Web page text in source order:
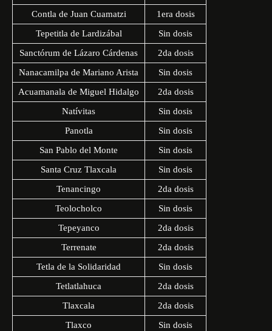
Contla de Juan Cuamatzi
1era dosis
Tepetitla de Lardizábal
Sin dosis
Sanctórum de Lázaro Cárdenas
2da dosis
Nanacamilpa de Mariano Arista
Sin dosis
Acuamanala de Miguel Hidalgo
2da dosis
Natívitas
Sin dosis
Panotla
Sin dosis
San Pablo del Monte
Sin dosis
Santa Cruz Tlaxcala
Sin dosis
Tenancingo
2da dosis
Teolocholco
Sin dosis
Tepeyanco
2da dosis
Terrenate
2da dosis
Tetla de la Solidaridad
Sin dosis
Tetlatlahuca
2da dosis
Tlaxcala
2da dosis
Tlaxco
Sin dosis